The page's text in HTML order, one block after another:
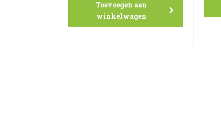
Toevoegen aan
winkelwagen